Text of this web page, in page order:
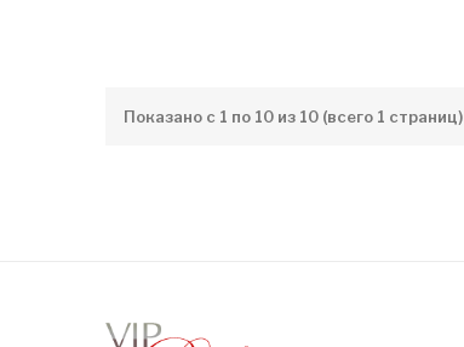
Показано с 1 по 10 из 10 (всего 1 страниц)